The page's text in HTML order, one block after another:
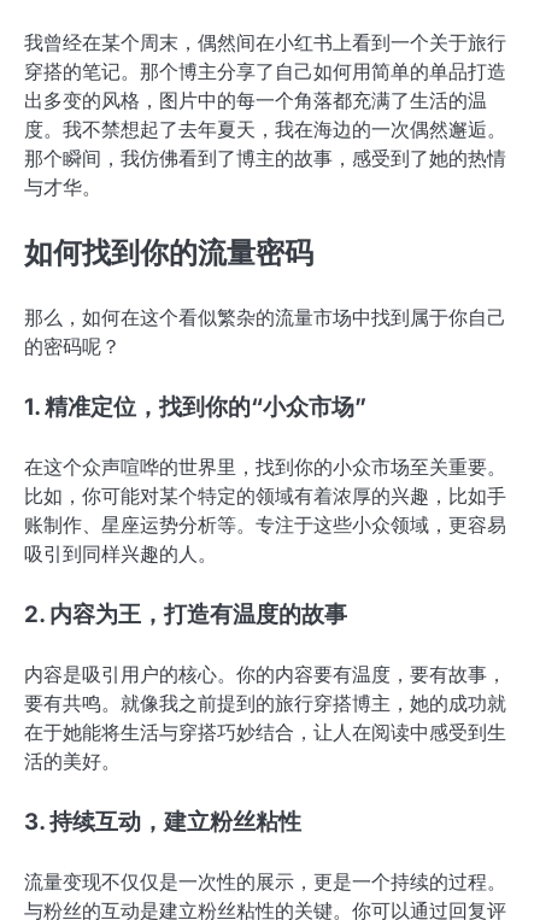
我曾经在某个周末，偶然间在小红书上看到一个关于旅行
穿搭的笔记。那个博主分享了自己如何用简单的单品打造
出多变的风格，图片中的每一个角落都充满了生活的温
度。我不禁想起了去年夏天，我在海边的一次偶然邂逅。
那个瞬间，我仿佛看到了博主的故事，感受到了她的热情
与才华。
如何找到你的流量密码
那么，如何在这个看似繁杂的流量市场中找到属于你自己
的密码呢？
1. 精准定位，找到你的“小众市场”
在这个众声喧哗的世界里，找到你的小众市场至关重要。
比如，你可能对某个特定的领域有着浓厚的兴趣，比如手
账制作、星座运势分析等。专注于这些小众领域，更容易
吸引到同样兴趣的人。
2. 内容为王，打造有温度的故事
内容是吸引用户的核心。你的内容要有温度，要有故事，
要有共鸣。就像我之前提到的旅行穿搭博主，她的成功就
在于她能将生活与穿搭巧妙结合，让人在阅读中感受到生
活的美好。
3. 持续互动，建立粉丝粘性
流量变现不仅仅是一次性的展示，更是一个持续的过程。
与粉丝的互动是建立粉丝粘性的关键。你可以通过回复评